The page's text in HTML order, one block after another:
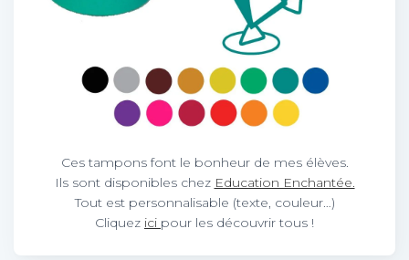
Ces tampons font le bonheur de mes élèves.
Ils sont disponibles chez Education Enchantée.
Tout est personnalisable (texte, couleur…)
Cliquez ici pour les découvrir tous !